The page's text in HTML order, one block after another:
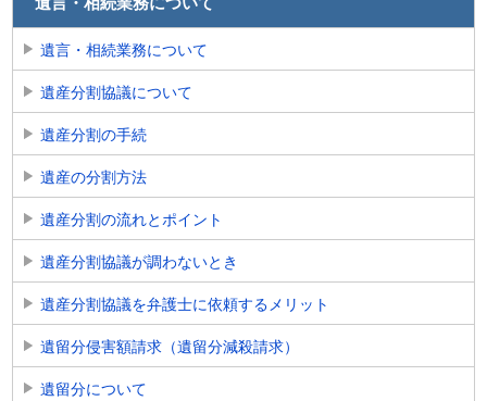
遺言・相続業務について
遺産分割協議について
遺産分割の手続
遺産の分割方法
遺産分割の流れとポイント
遺産分割協議が調わないとき
遺産分割協議を弁護士に依頼するメリット
遺留分侵害額請求（遺留分減殺請求）
遺留分について